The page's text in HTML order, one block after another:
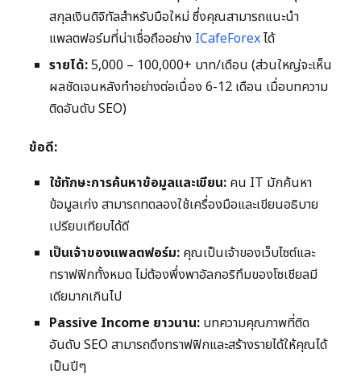
สกุลเงินดิจิทัลสำหรับมือใหม่ ซึ่งคุณสามารถแนะนำ
แพลตฟอร์มที่น่าเชื่อถืออย่าง ICafeForexได้
รายได้:5,000 – 100,000+ บาท/เดือน (ส่วนใหญ่จะเห็น
ผลชัดเจนหลังทำอย่างต่อเนื่อง 6-12 เดือน เมื่อบทความ
ติดอันดับ SEO)
ข้อดี:
ใช้ทักษะการค้นหาข้อมูลและเขียน: คน IT มักค้นหา
ข้อมูลเก่ง สามารถทดลองใช้เครื่องมือและเขียนอธิบาย
เปรียบเทียบได้ดี
เป็นเจ้าของแพลตฟอร์ม: คุณเป็นเจ้าของเว็บไซต์และ
ทราฟฟิกทั้งหมด ไม่ต้องพึ่งพาอัลกอริทึมของโซเชียลมี
เดียมากเกินไป
Passive Income ยาวนาน: บทความคุณภาพที่ติด
อันดับ SEO สามารถดึงทราฟฟิกและสร้างรายได้ให้คุณได้
เป็นปีๆ